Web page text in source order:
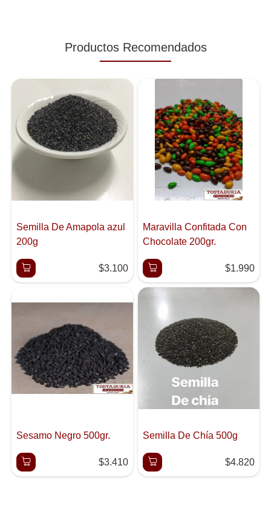
Productos Recomendados
Semilla De Amapola azul
200g
$3.100
Maravilla Confitada Con
Chocolate 200gr.
$1.990
Sesamo Negro 500gr.
$3.410
Semilla De Chía 500g
$4.820